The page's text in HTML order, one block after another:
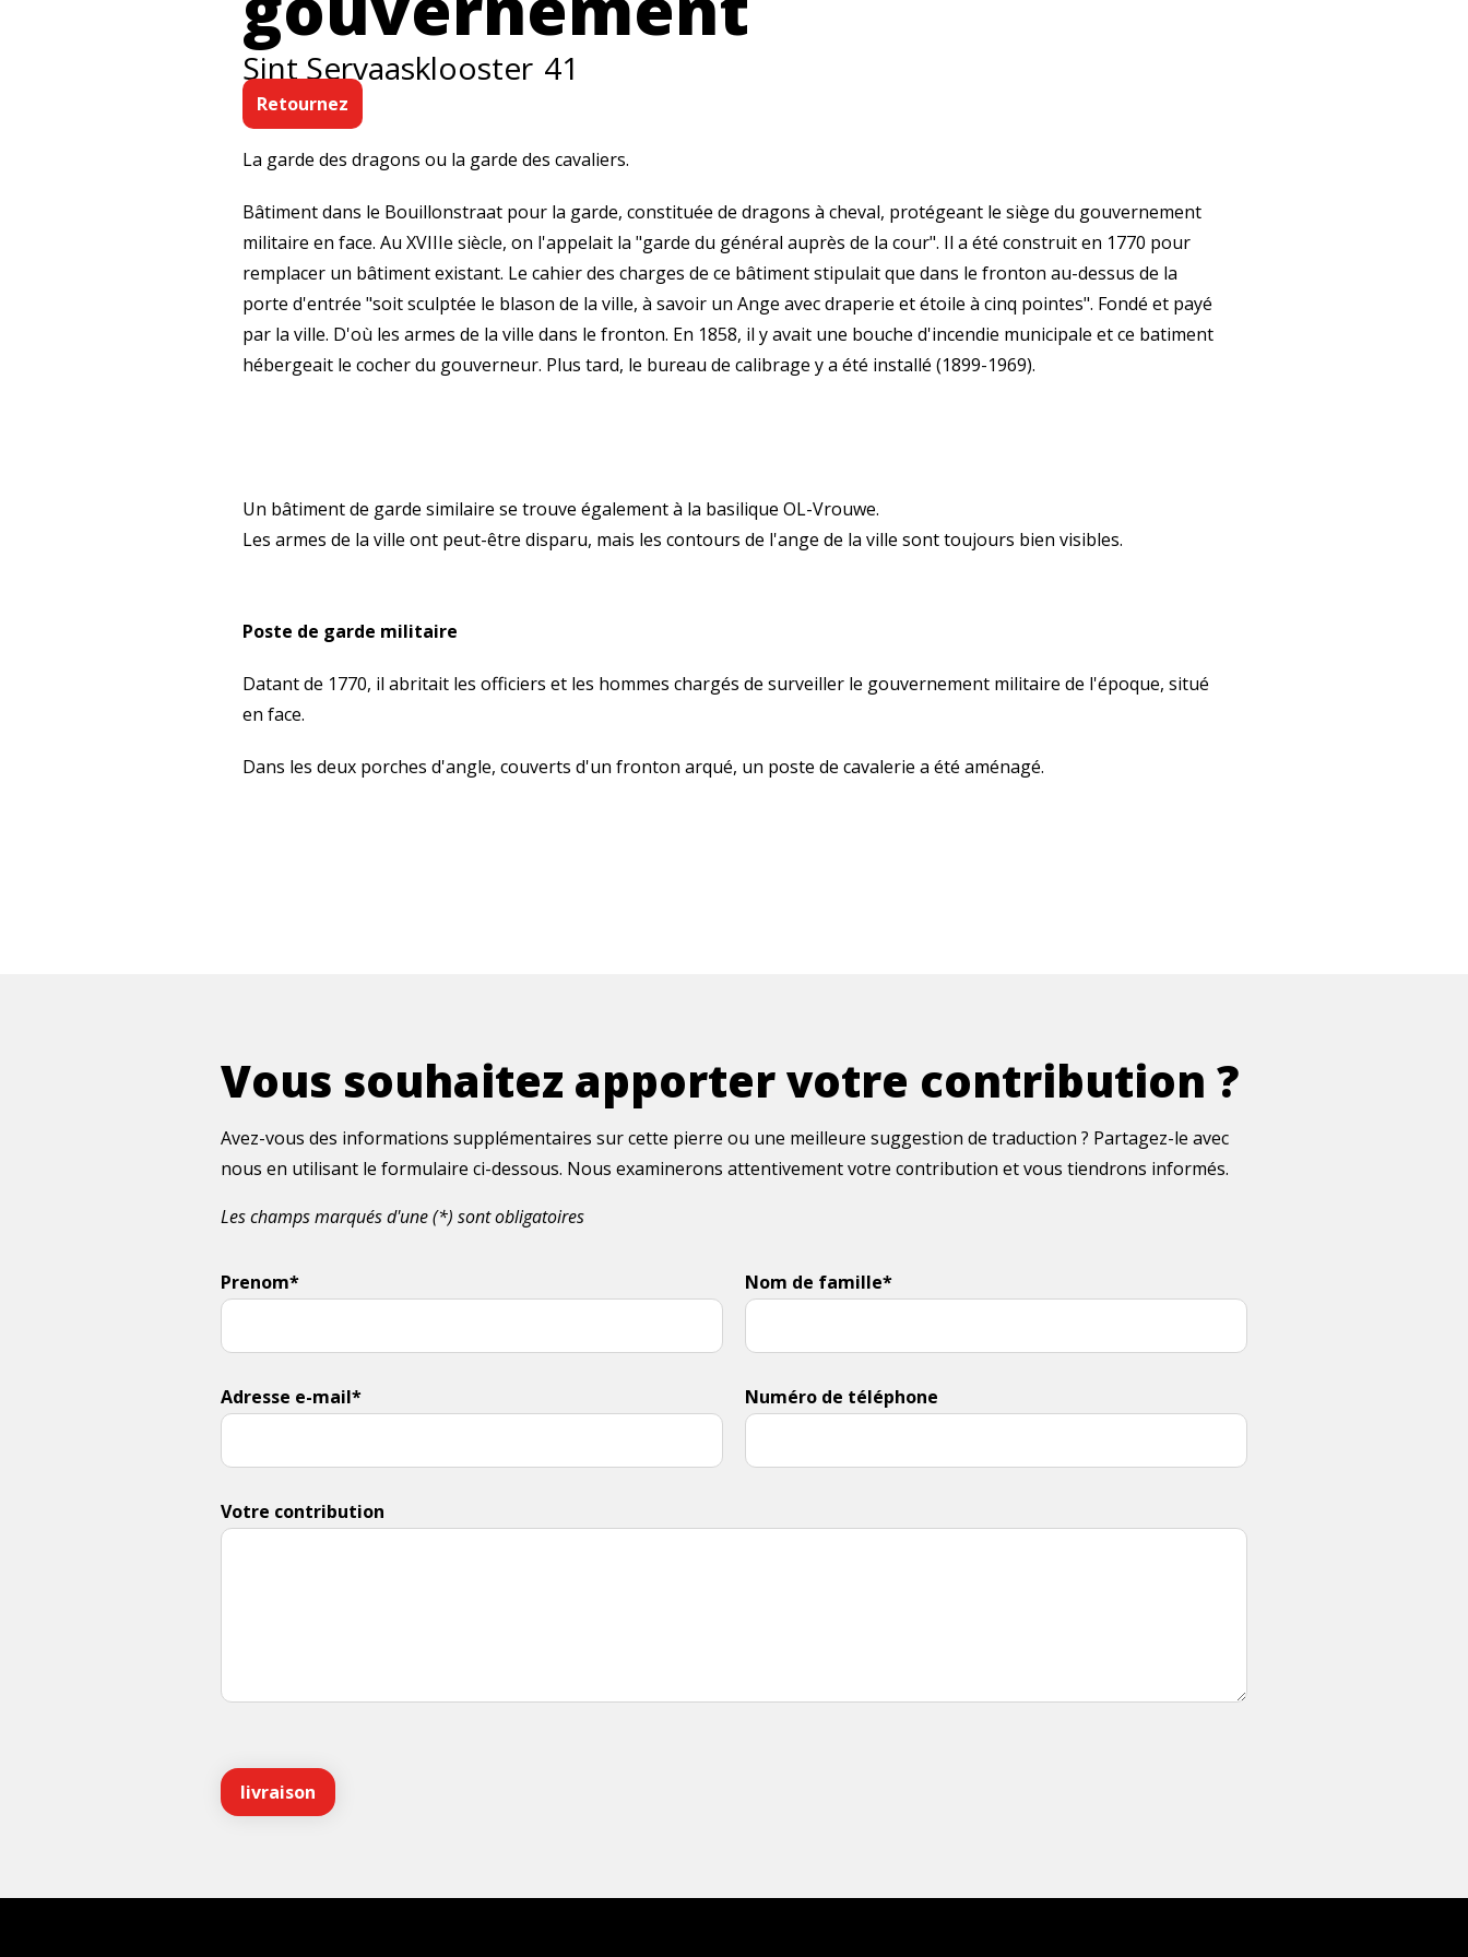
Sint Servaasklooster 41
Retournez
La garde des dragons ou la garde des cavaliers.
Bâtiment dans le Bouillonstraat pour la garde, constituée de dragons à cheval, protégeant le siège du gouvernement
militaire en face. Au XVIIIe siècle, on l'appelait la "garde du général auprès de la cour". Il a été construit en 1770 pour
remplacer un bâtiment existant. Le cahier des charges de ce bâtiment stipulait que dans le fronton au-dessus de la
porte d'entrée "soit sculptée le blason de la ville, à savoir un Ange avec draperie et étoile à cinq pointes". Fondé et payé
par la ville. D'où les armes de la ville dans le fronton. En 1858, il y avait une bouche d'incendie municipale et ce batiment
hébergeait le cocher du gouverneur. Plus tard, le bureau de calibrage y a été installé (1899-1969).
Un bâtiment de garde similaire se trouve également à la basilique OL-Vrouwe.
Les armes de la ville ont peut-être disparu, mais les contours de l'ange de la ville sont toujours bien visibles.
Poste de garde militaire
Datant de 1770, il abritait les officiers et les hommes chargés de surveiller le gouvernement militaire de l'époque, situé
en face.
Dans les deux porches d'angle, couverts d'un fronton arqué, un poste de cavalerie a été aménagé.
Vous souhaitez apporter votre contribution ?
Avez-vous des informations supplémentaires sur cette pierre ou une meilleure suggestion de traduction ? Partagez-le avec
nous en utilisant le formulaire ci-dessous. Nous examinerons attentivement votre contribution et vous tiendrons informés.
Les champs marqués d'une (*) sont obligatoires
Prenom* Nom de famille*
Adresse e-mail* Numéro de téléphone
Votre contribution